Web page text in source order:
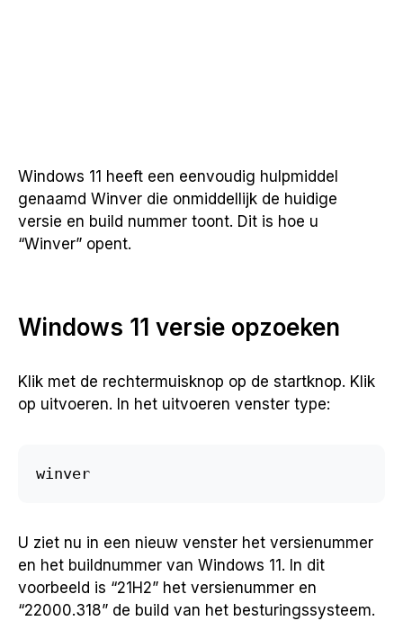
Windows 11 heeft een eenvoudig hulpmiddel
genaamd Winver die onmiddellijk de huidige
versie en build nummer toont. Dit is hoe u
“Winver” opent.
Windows 11 versie opzoeken
Klik met de rechtermuisknop op de startknop. Klik
op uitvoeren. In het uitvoeren venster type:
winver
U ziet nu in een nieuw venster het versienummer
en het buildnummer van Windows 11. In dit
voorbeeld is “21H2” het versienummer en
“22000.318” de build van het besturingssysteem.